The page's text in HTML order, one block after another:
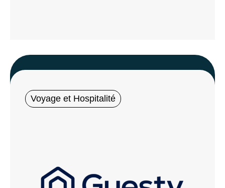
Voyage et Hospitalité